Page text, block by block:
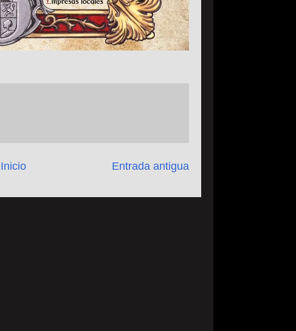
Entrada antigua
Inicio